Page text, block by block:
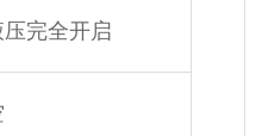
压完全开启